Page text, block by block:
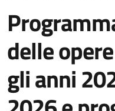
delle
gli anni